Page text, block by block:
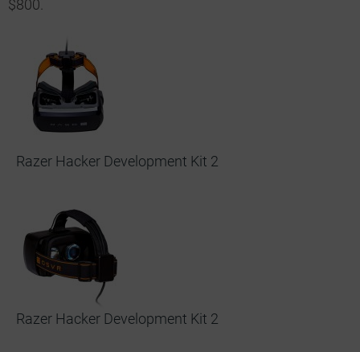
$800.
Razer Hacker Development Kit 2
Razer Hacker Development Kit 2